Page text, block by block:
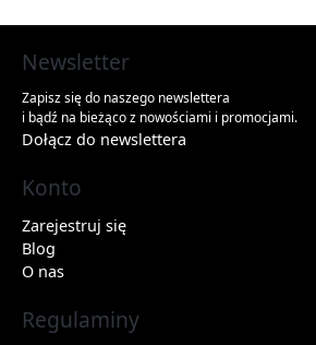
Newsletter
Zapisz się do naszego newslettera
i bądź na bieżąco z nowościami i promocjami.
Dołącz do newslettera
Konto
Zarejestruj się
Blog
O nas
Regulaminy